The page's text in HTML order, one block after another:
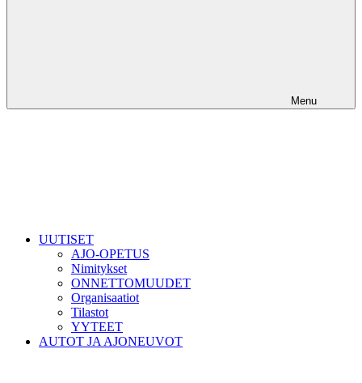
Menu
UUTISET
AJO-OPETUS
Nimitykset
ONNETTOMUUDET
Organisaatiot
Tilastot
YYTEET
AUTOT JA AJONEUVOT